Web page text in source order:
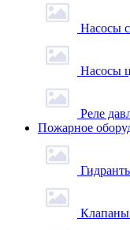
Насосы
Насосы
Реле
Пожарное